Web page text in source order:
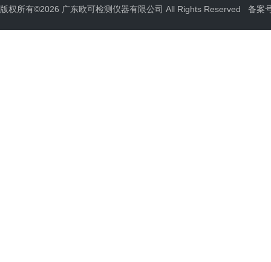
版权所有©2026 广东欧可检测仪器有限公司 All Rights Reserved 备案